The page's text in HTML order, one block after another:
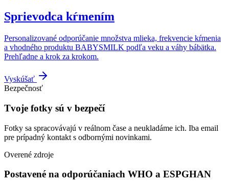
Sprievodca kŕmením
Personalizované odporúčanie množstva mlieka, frekvencie kŕmenia
a vhodného produktu BABYSMILK podľa veku a váhy bábätka.
Prehľadne a krok za krokom.
Vyskúšať
Bezpečnosť
Tvoje fotky sú v bezpečí
Fotky sa spracovávajú v reálnom čase a neukladáme ich. Iba email
pre prípadný kontakt s odbornými novinkami.
Overené zdroje
Postavené na odporúčaniach WHO a ESPGHAN